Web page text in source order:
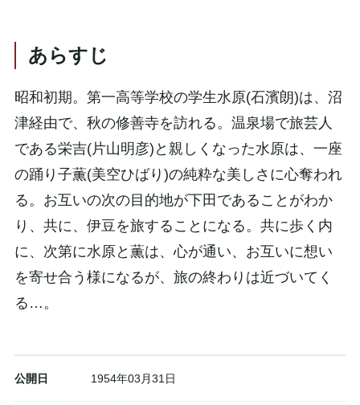
あらすじ
昭和初期。第一高等学校の学生水原(石濱朗)は、沼
津経由で、秋の修善寺を訪れる。温泉場で旅芸人
である栄吉(片山明彦)と親しくなった水原は、一座
の踊り子薫(美空ひばり)の純粋な美しさに心奪われ
る。お互いの次の目的地が下田であることがわか
り、共に、伊豆を旅することになる。共に歩く内
に、次第に水原と薫は、心が通い、お互いに想い
を寄せ合う様になるが、旅の終わりは近づいてく
る…。
公開日 1954年03月31日